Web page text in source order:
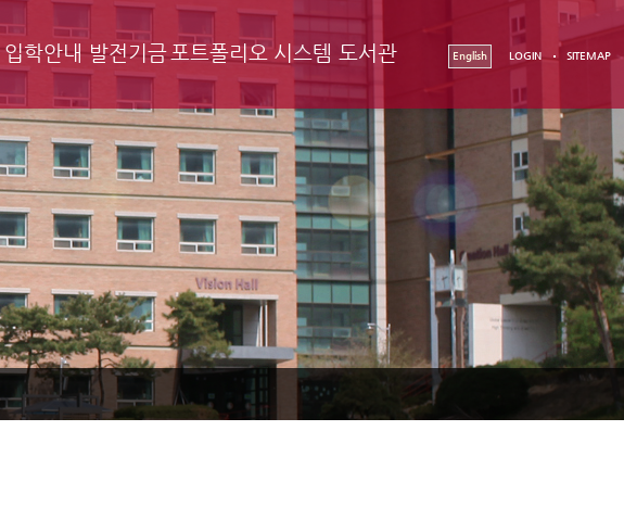
English LOGIN SITEMAP
입학안내 발전기금포트폴리오 시스템 도서관